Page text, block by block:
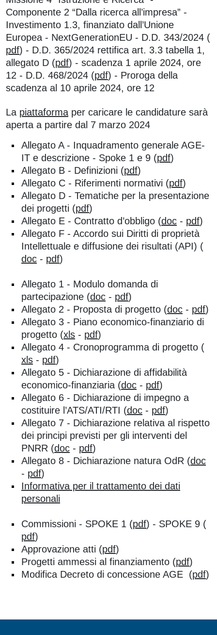
Componente 2 “Dalla ricerca all’impresa” -
Investimento 1.3, finanziato dall’Unione
Europea - NextGenerationEU - D.D. 343/2024 (
pdf) - D.D. 365/2024 rettifica art. 3.3 tabella 1,
allegato D (pdf) - scadenza 1 aprile 2024, ore
12 - D.D. 468/2024 (pdf) - Proroga della
scadenza al 10 aprile 2024, ore 12
La piattaformaper caricare le candidature sarà
aperta a partire dal 7 marzo 2024
Allegato A - Inquadramento generale AGE-
IT e descrizione - Spoke 1 e 9 (pdf)
Allegato B - Definizioni (pdf)
Allegato C - Riferimenti normativi (pdf)
Allegato D - Tematiche per la presentazione
dei progetti (pdf)
Allegato E - Contratto d’obbligo (doc - pdf)
Allegato F - Accordo sui Diritti di proprietà
Intellettuale e diffusione dei risultati (API) (
doc - pdf)
Allegato 1 - Modulo domanda di
partecipazione (doc - pdf)
Allegato 2 - Proposta di progetto (doc - pdf)
Allegato 3 - Piano economico-finanziario di
progetto (xls - pdf)
Allegato 4 - Cronoprogramma di progetto (
xls - pdf)
Allegato 5 - Dichiarazione di affidabilità
economico-finanziaria (doc - pdf)
Allegato 6 - Dichiarazione di impegno a
costituire l’ATS/ATI/RTI (doc - pdf)
Allegato 7 - Dichiarazione relativa al rispetto
dei principi previsti per gli interventi del
PNRR (doc - pdf)
Allegato 8 - Dichiarazione natura OdR (doc
- pdf)
Informativa per il trattamento dei dati
personali
Commissioni - SPOKE 1 (pdf) - SPOKE 9 (
pdf)
Approvazione atti (pdf)
Progetti ammessi al finanziamento (pdf)
Modifica Decreto di concessione AGE (pdf)